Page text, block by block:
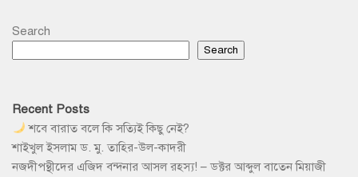
Search
Search
Recent Posts
শবে বারাত বলে কি সত্যিই কিছু নেই?
শাইখুল ইসলাম ড. মু. তাহির-উল-কাদরী
নজদীপন্থীদের এজিদ বন্দনার আসল রহস্য! – ডক্টর আব্দুল বাতেন মিয়াজী